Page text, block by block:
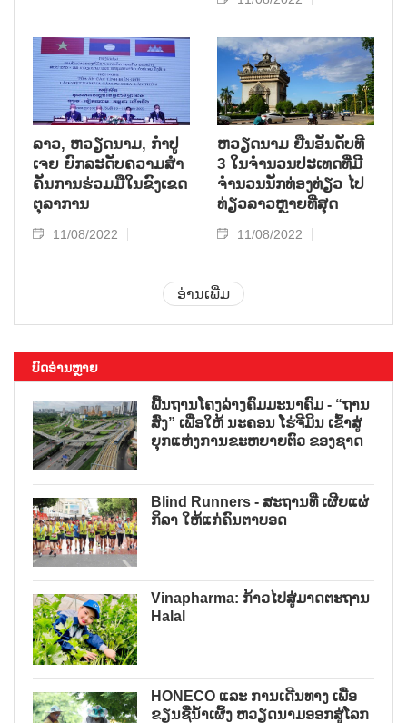
ລາວ, ຫວຽດ​ນາມ, ກຳ​ປູ​
ເຈຍ ຍົກ​ລະ​ດັບ​ຄວາມ​ສຳ​
ຄັນ​ການ​ຮ່ວມ​ມື​ໃນ​ຂົງ​ເຂດ​
ຕຸ​ລາ​ການ
11/08/2022
ຫວຽດ​ນາມ ຢືນ​ອັນ​ດັບ​ທີ
3 ໃນ​ຈຳ​ນວນ​​ປະ​ເທດ​ທີ່​ມີ
ຈຳ​ນວນ​ນັກ​ທ່ອງ​ທ​່ຽວ ໄປ​
ທ່ຽວ​ລາວຫຼາຍ​ທີ່​ສຸດ
11/08/2022
ອ່ານເພີ່ມ
ບົດອ່ານຫຼາຍ
ພື້ນຖານໂຄງລ່າງຄົມມະນາຄົມ - “ຖານ
ສົ່ງ” ເພື່ອໃຫ້ ນະຄອນ ໂຮ່ຈີມິນ ເຂົ້າສູ່
ຍຸກແຫ່ງການຂະຫຍາຍຕົວ ຂອງຊາດ
Blind Runners - ສະຖານທີ່ ເຜີຍແຜ່
ກິລາ ໃຫ້ແກ່ຄົນຕາບອດ
Vinapharma: ກ້າວໄປສູ່ມາດຕະຖານ
Halal
HONECO ແລະ ການເດີນທາງ ເພື່ອ
ຂຽນຊື່ນ້ໍາເຜິ້ງ ຫວຽດນາມອອກສູ່ໂລກ